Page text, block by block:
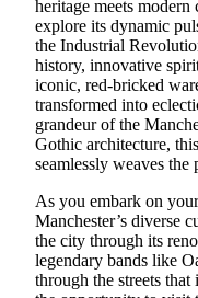
heritage meets
explore its dynamic
the Industrial
history, innovative
iconic, red-bricked
transformed into
grandeur of the
Gothic architecture,
seamlessly weaves the
As you embark on
Manchester’s diverse
the city through its
legendary bands like
through the streets